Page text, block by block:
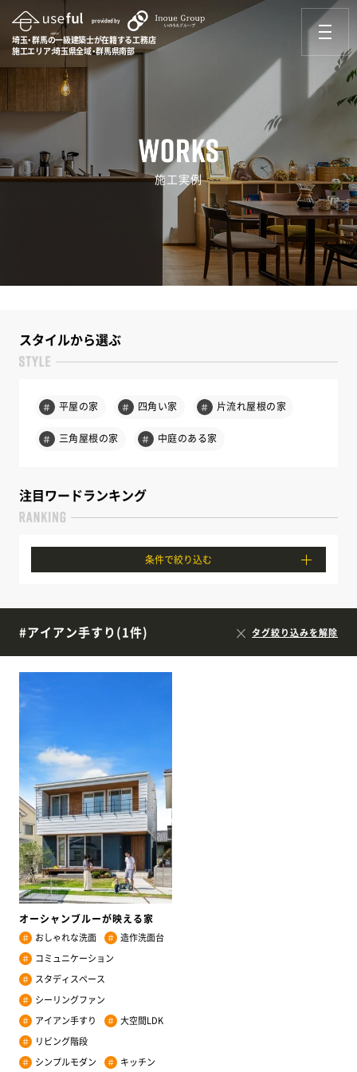
provided by
埼玉・群馬の一級建築士が在籍する工務店
施工エリア:埼玉県全域・群馬県南部
施工実例
スタイルから選ぶ
＃ 平屋の家 ＃ 四角い家 ＃ 片流れ屋根の家
＃ 三角屋根の家 ＃ 中庭のある家
注目ワードランキング
条件で絞り込む
#アイアン手すり(1件) タグ絞り込みを解除
オーシャンブルーが映える家
＃ おしゃれな洗面 ＃ 造作洗面台
＃ コミュニケーション
＃ スタディスペース
＃ シーリングファン
＃ アイアン手すり ＃ 大空間LDK
＃ リビング階段
＃ シンプルモダン ＃ キッチン